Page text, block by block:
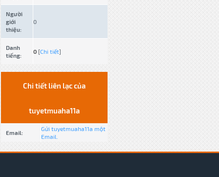
Người
giới
thiệu:
0
Danh
tiếng:
0 [Chi tiết]
Chi tiết liên lạc của
tuyetmuaha11a
Email:
Gửi tuyetmuaha11a một
Email.